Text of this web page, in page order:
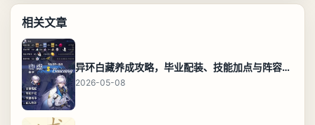
相关文章
异环白藏养成攻略，毕业配装、技能加点与阵容搭配保姆级解析
2026-05-08